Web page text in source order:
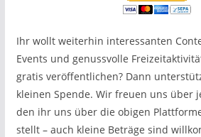
Ihr wollt weiterhin interessanten
Events und genussvolle
gratis veröffentlichen? Dann
kleinen Spende. Wir freuen uns über
den ihr uns über die obigen
stellt – auch kleine Beträge sind